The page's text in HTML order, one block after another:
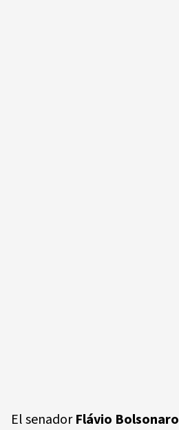
El senadorFlávio Bolsonaro